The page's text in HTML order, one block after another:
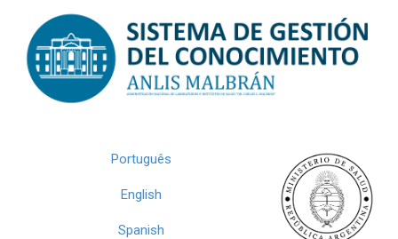
navigation
Português
English
Spanish